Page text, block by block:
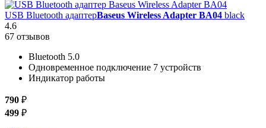
USB Bluetooth адаптерBaseus Wireless Adapter BA04 black
4.6
67 отзывов
Bluetooth 5.0
Одновременное подключение 7 устройств
Индикатор работы
790 ₽
499 ₽